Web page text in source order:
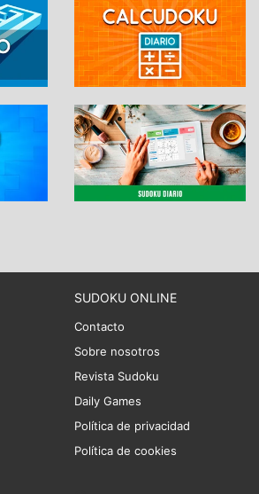
SUDOKU ONLINE
Contacto
Sobre nosotros
Revista Sudoku
Daily Games
Política de privacidad
Política de cookies